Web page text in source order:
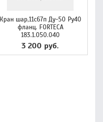
Кран шар,11с67п Ду-50 Ру40
фланц. FORTECA
183.1.050.040
3 200 руб.